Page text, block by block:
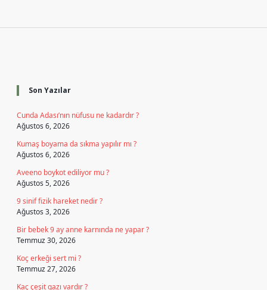
Son Yazılar
Cunda Adası’nın nüfusu ne kadardır ?
Ağustos 6, 2026
Kumaş boyama da sıkma yapılır mı ?
Ağustos 6, 2026
Aveeno boykot ediliyor mu ?
Ağustos 5, 2026
9 sinif fizik hareket nedir ?
Ağustos 3, 2026
Bir bebek 9 ay anne karnında ne yapar ?
Temmuz 30, 2026
Koç erkeği sert mi ?
Temmuz 27, 2026
Kaç çeşit gazı vardır ?